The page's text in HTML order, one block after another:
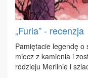
„Furia” - recenzja
Pa­mię­ta­cie le­gen­dę o
miecz z ka­mie­nia i
ro­dzie­ju Mer­li­nie i